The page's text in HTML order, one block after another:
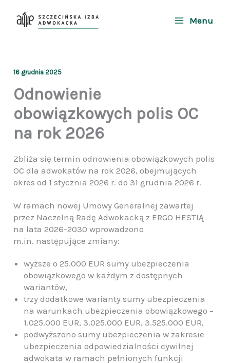
Menu
16 grudnia 2025
Odnowienie
obowiązkowych polis OC
na rok 2026
Zbliża się termin odnowienia obowiązkowych polis
OC dla adwokatów na rok 2026, obejmujących
okres od 1 stycznia 2026 r. do 31 grudnia 2026 r.
W ramach nowej Umowy Generalnej zawartej
przez Naczelną Radę Adwokacką z ERGO HESTIĄ
na lata 2026-2030 wprowadzono
m.in. następujące zmiany:
wyższe o 25.000 EUR sumy ubezpieczenia
obowiązkowego w każdym z dostępnych
wariantów,
trzy dodatkowe warianty sumy ubezpieczenia
na warunkach ubezpieczenia obowiązkowego –
1.025.000 EUR, 3.025.000 EUR, 3.525.000 EUR,
podwyższono sumy ubezpieczenia w zakresie
ubezpieczenia odpowiedzialności cywilnej
adwokata w ramach pełnionych funkcji